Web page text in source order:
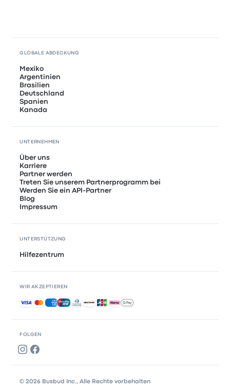
FOLGEN
GLOBALE ABDECKUNG
Mexiko
Argentinien
Brasilien
Deutschland
Spanien
Kanada
UNTERNEHMEN
Über uns
Karriere
Partner werden
Treten Sie unserem Partnerprogramm bei
Werden Sie ein API-Partner
Blog
Impressum
UNTERSTÜTZUNG
Hilfezentrum
WIR AKZEPTIEREN
Akzeptierte Zahlungsmethoden
© 2026 Busbud Inc., Alle Rechte vorbehalten